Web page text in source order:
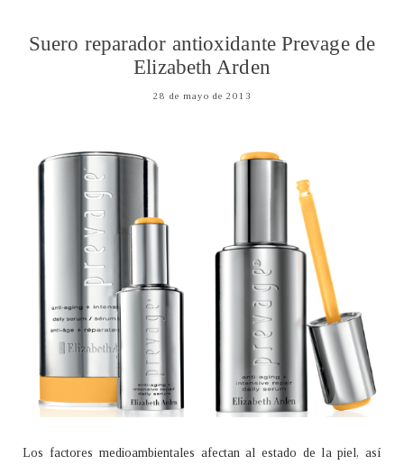
Suero reparador antioxidante Prevage de
Elizabeth Arden
28 de mayo de 2013
Los factores medioambientales afectan al estado de la piel, así